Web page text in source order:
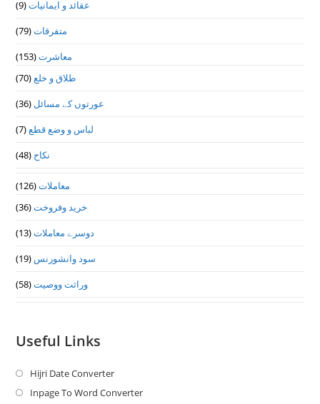
عقائد و ایمانیات(9)
متفرقات(79)
معاشرت(153)
طلاق و خلع (70)
عورتوں کے مسائل (36)
لباس و وضع قطع (7)
نکاح (48)
معاملات(126)
خرید وفروخت(36)
دوسرے معاملات(13)
سود وانشورنس (19)
وراثت ووصيت(58)
Useful Links
Hijri Date ConverterOpens
in
Inpage To Word ConverterOpens